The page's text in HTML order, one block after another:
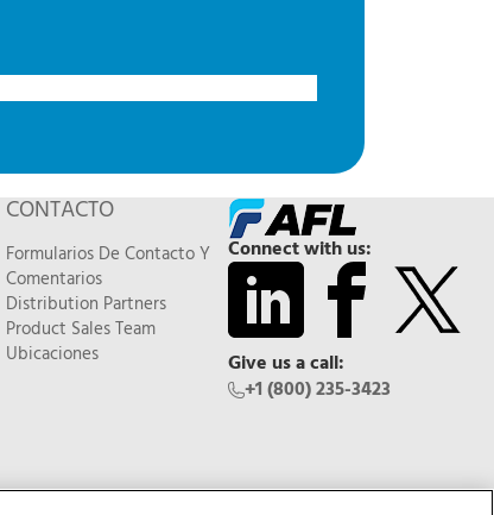
CONTACTO
Formularios De Contacto Y
Comentarios
Distribution Partners
Product Sales Team
Ubicaciones
Connect with us:
Give us a call:
+1 (800) 235-3423